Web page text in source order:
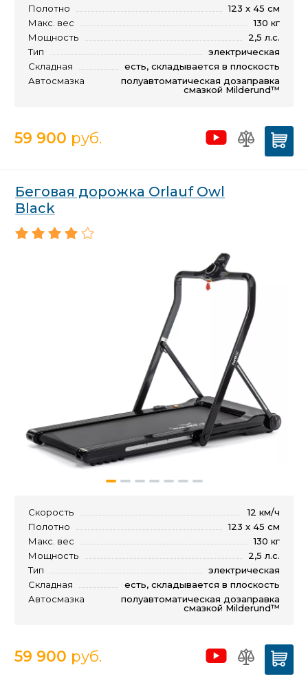
Полотно
123 x 45 см
Макс. вес
130 кг
Мощность
2,5 л.с.
Тип
электрическая
Складная
есть, складывается в плоскость
Автосмазка
полуавтоматическая дозаправка
смазкой Milderund™
59 900 руб.
Беговая дорожка Orlauf Owl
Black
Скорость
12 км/ч
Полотно
123 x 45 см
Макс. вес
130 кг
Мощность
2,5 л.с.
Тип
электрическая
Складная
есть, складывается в плоскость
Автосмазка
полуавтоматическая дозаправка
смазкой Milderund™
59 900 руб.